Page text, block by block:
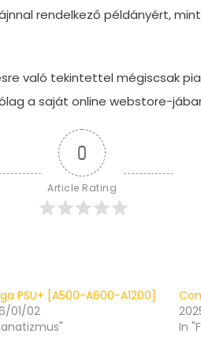
rendelkező példányért,
való tekintettel mégiscsak
a saját online webstore-
0
Article Rating
PSU+ [A500-A600-A1200]
01/02
In